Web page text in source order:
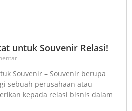
untuk Souvenir Relasi!
Souvenir – Souvenir berupa
sebuah perusahaan atau
kepada relasi bisnis dalam